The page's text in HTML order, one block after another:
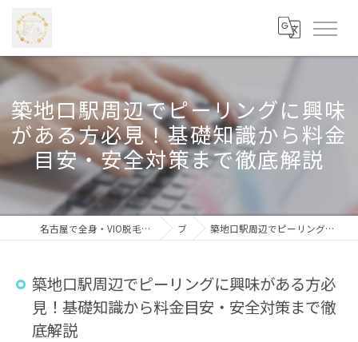
築地口駅周辺でピーリングに興味
がある方必見！基礎知識から料金
目安・安全対策まで徹底解説
名古屋で全身・VIO脱毛なら学割あり・安心価格の「beauty salon Mico 藤が丘店」 ブログ 築地口駅周辺でピーリングに興味がある方必見！基礎知識から料金目安・安全対策まで徹底解説
築地口駅周辺でピーリングに興味がある方必
見！基礎知識から料金目安・安全対策まで徹
底解説